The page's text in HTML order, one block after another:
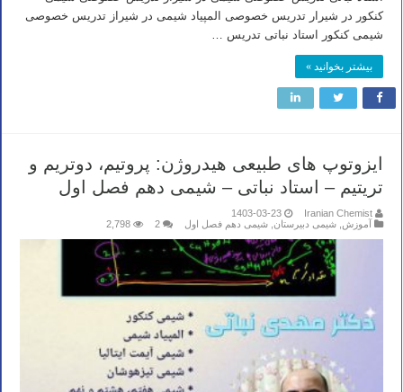
کنکور در شیرار تدریس خصوصی المپیاد شیمی در شیراز تدریس خصوصی
شیمی کنکور استاد نباتی تدریس …
بیشتر بخوانید »
ایزوتوپ های طبیعی هیدروژن: پروتیم، دوتریم و
تریتیم – استاد نباتی – شیمی دهم فصل اول
Iranian Chemist
1403-03-23
آموزش شیمی دبیرستان شیمی دهم فصل اول 2
2,798